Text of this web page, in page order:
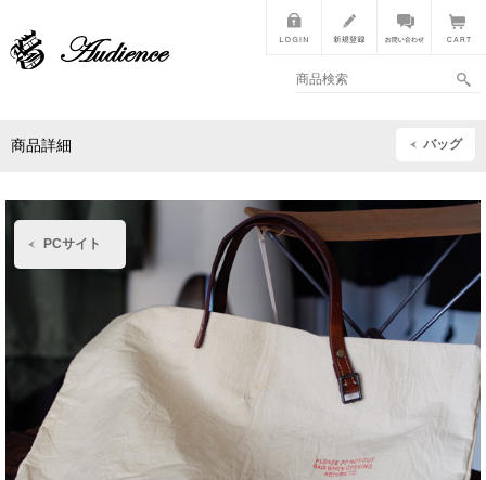
PCサイト
商品詳細 バッグ